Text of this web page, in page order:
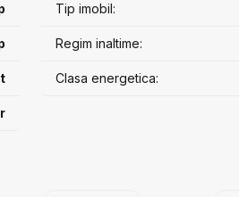
+ boxe
Tip imobil:
Regim inaltime:
Clasa energetica: